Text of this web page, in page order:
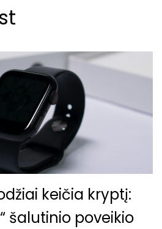
keičia kryptį:
šalutinio poveikio